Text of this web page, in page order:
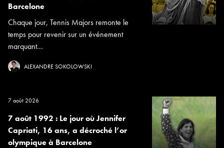
Barcelone
Chaque jour, Tennis Majors remonte le
temps pour revenir sur un événement
marquant...
ALEXANDRE SOKOLOWSKI
7 août 2026
7 août 1992 : Le jour où Jennifer
Capriati, 16 ans, a décroché l’or
olympique à Barcelone